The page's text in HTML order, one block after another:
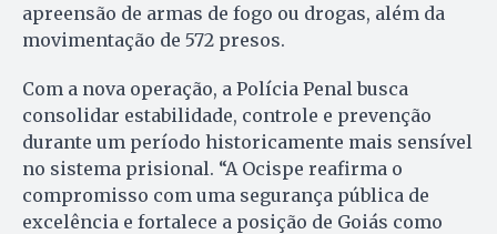
apreensão de armas de fogo ou drogas, além da
movimentação de 572 presos.
Com a nova operação, a Polícia Penal busca
consolidar estabilidade, controle e prevenção
durante um período historicamente mais sensível
no sistema prisional. “A Ocispe reafirma o
compromisso com uma segurança pública de
excelência e fortalece a posição de Goiás como